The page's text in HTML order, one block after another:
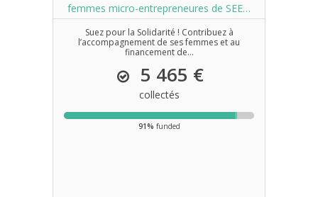
femmes micro-entrepreneures de SEED
à Manille
Suez pour la Solidarité ! Contribuez à
l’accompagnement de ses femmes et au
financement de...
5 465 €
collectés
91% funded